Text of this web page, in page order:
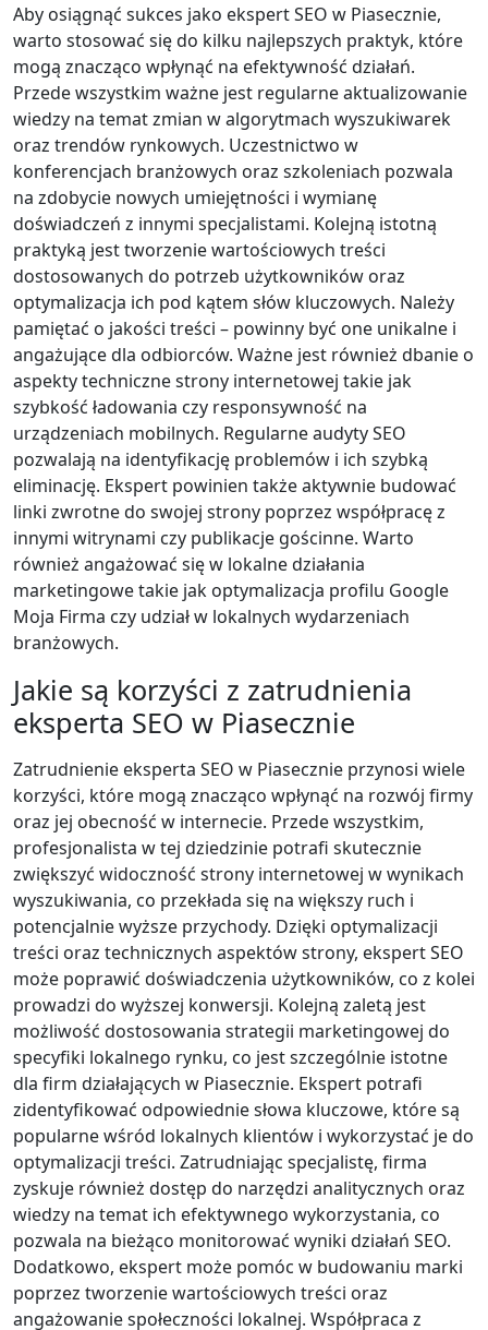
Aby osiągnąć sukces jako ekspert SEO w Piasecznie,
warto stosować się do kilku najlepszych praktyk, które
mogą znacząco wpłynąć na efektywność działań.
Przede wszystkim ważne jest regularne aktualizowanie
wiedzy na temat zmian w algorytmach wyszukiwarek
oraz trendów rynkowych. Uczestnictwo w
konferencjach branżowych oraz szkoleniach pozwala
na zdobycie nowych umiejętności i wymianę
doświadczeń z innymi specjalistami. Kolejną istotną
praktyką jest tworzenie wartościowych treści
dostosowanych do potrzeb użytkowników oraz
optymalizacja ich pod kątem słów kluczowych. Należy
pamiętać o jakości treści – powinny być one unikalne i
angażujące dla odbiorców. Ważne jest również dbanie o
aspekty techniczne strony internetowej takie jak
szybkość ładowania czy responsywność na
urządzeniach mobilnych. Regularne audyty SEO
pozwalają na identyfikację problemów i ich szybką
eliminację. Ekspert powinien także aktywnie budować
linki zwrotne do swojej strony poprzez współpracę z
innymi witrynami czy publikacje gościnne. Warto
również angażować się w lokalne działania
marketingowe takie jak optymalizacja profilu Google
Moja Firma czy udział w lokalnych wydarzeniach
branżowych.
Jakie są korzyści z zatrudnienia
eksperta SEO w Piasecznie
Zatrudnienie eksperta SEO w Piasecznie przynosi wiele
korzyści, które mogą znacząco wpłynąć na rozwój firmy
oraz jej obecność w internecie. Przede wszystkim,
profesjonalista w tej dziedzinie potrafi skutecznie
zwiększyć widoczność strony internetowej w wynikach
wyszukiwania, co przekłada się na większy ruch i
potencjalnie wyższe przychody. Dzięki optymalizacji
treści oraz technicznych aspektów strony, ekspert SEO
może poprawić doświadczenia użytkowników, co z kolei
prowadzi do wyższej konwersji. Kolejną zaletą jest
możliwość dostosowania strategii marketingowej do
specyfiki lokalnego rynku, co jest szczególnie istotne
dla firm działających w Piasecznie. Ekspert potrafi
zidentyfikować odpowiednie słowa kluczowe, które są
popularne wśród lokalnych klientów i wykorzystać je do
optymalizacji treści. Zatrudniając specjalistę, firma
zyskuje również dostęp do narzędzi analitycznych oraz
wiedzy na temat ich efektywnego wykorzystania, co
pozwala na bieżąco monitorować wyniki działań SEO.
Dodatkowo, ekspert może pomóc w budowaniu marki
poprzez tworzenie wartościowych treści oraz
angażowanie społeczności lokalnej. Współpraca z